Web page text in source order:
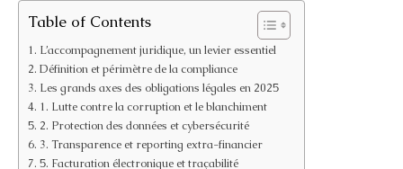
Table of Contents
L’accompagnement juridique, un levier essentiel
Définition et périmètre de la compliance
Les grands axes des obligations légales en 2025
1. Lutte contre la corruption et le blanchiment
2. Protection des données et cybersécurité
3. Transparence et reporting extra-financier
5. Facturation électronique et traçabilité